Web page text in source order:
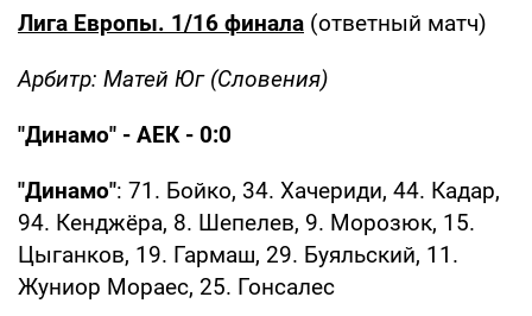
Лига Европы. 1/16 финала (ответный матч)
Арбитр: Матей Юг (Словения)
"Динамо" - АЕК - 0:0
"Динамо": 71. Бойко, 34. Хачериди, 44. Кадар,
94. Кенджёра, 8. Шепелев, 9. Морозюк, 15.
Цыганков, 19. Гармаш, 29. Буяльский, 11.
Жуниор Мораес, 25. Гонсалес